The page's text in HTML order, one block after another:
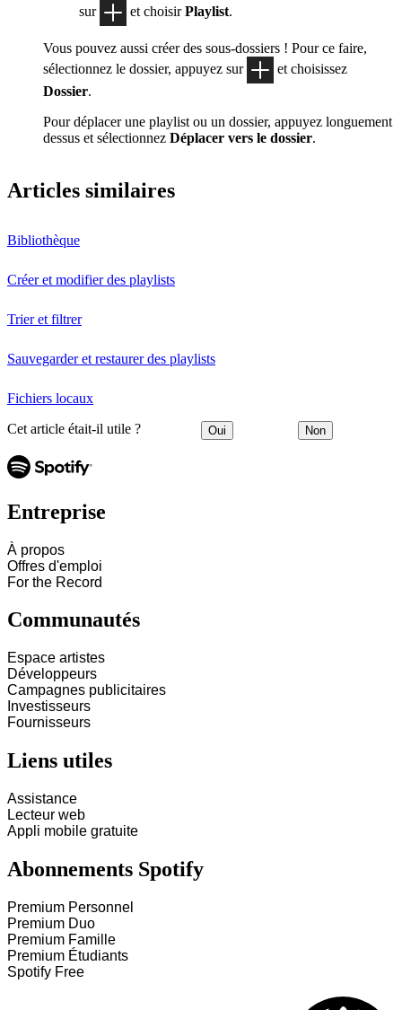
sur
et choisirPlaylist.
Vous pouvez aussi créer des sous-dossiers ! Pour ce faire,
sélectionnez le dossier, appuyez sur
et choisissez
Dossier.
Pour déplacer une playlist ou un dossier, appuyez longuement
dessus et sélectionnez Déplacer vers le dossier.
Articles similaires
Bibliothèque
Créer et modifier des playlists
Trier et filtrer
Sauvegarder et restaurer des playlists
Fichiers locaux
Cet article était-il utile ? Oui Non
Entreprise
À propos
Offres d'emploi
For the Record
Communautés
Espace artistes
Développeurs
Campagnes publicitaires
Investisseurs
Fournisseurs
Liens utiles
Assistance
Lecteur web
Appli mobile gratuite
Abonnements Spotify
Premium Personnel
Premium Duo
Premium Famille
Premium Étudiants
Spotify Free